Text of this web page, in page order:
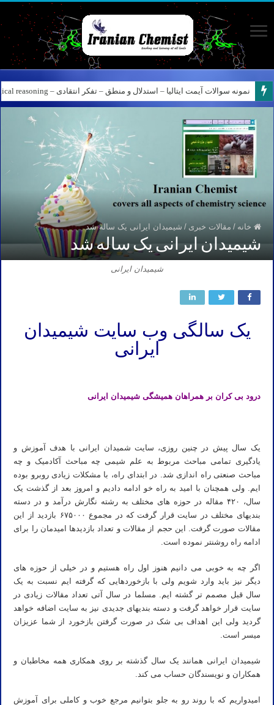
نمونه سوالات آیمت ایتالیا – استدلال و منطق – تفکر انتقادی – Logical reasoning – پارت ۸
خانه / مقالات خبری / شیمیدان ایرانی یک ساله شد
شیمیدان ایرانی یک ساله شد
شیمیدان ایرانی
یک سالگی وب سایت شیمیدان
ایرانی
درود بی کران بر همراهان همیشگی شیمیدان ایرانی
یک سال پیش در چنین روزی، سایت شمیدان ایرانی با هدف آموزش و
یادگیری تمامی مباحث مربوط به علم شیمی چه مباحث آکادمیک و چه
مباحث صنعتی راه اندازی شد. در ابتدای راه، با مشکلات زیادی روبرو بوده
ایم. ولی همچنان با امید به راه خو ادامه دادیم و امروز بعد از گذشت یک
سال، ۴۲۰ مقاله در حوزه های مختلف به رشته نگارش درآمد و در دسته
بندیهای مختلف در سایت قرار گرفت که در مجموع ۶۷۵۰۰۰ بازدید از این
مقالات صورت گرفت. این حجم از مقالات و تعداد بازدیدها امیدمان را برای
ادامه راه روشنتر نموده است.
اگر چه به خوبی می دانیم هنوز اول راه هستیم و در خیلی از حوزه های
دیگر نیز باید وارد شویم ولی با بازخوردهایی که گرفته ایم نسبت به یک
سال قبل مصمم تر گشته ایم. مسلما در سال آتی تعداد مقالات زیادی در
سایت قرار خواهد گرفت و دسته بندیهای جدیدی نیز به سایت اضافه خواهد
گردید ولی این اهداف بی شک در صورت گرفتن بازخورد از شما عزیزان
میسر است.
شیمیدان ایرانی همانند یک سال گذشته بر روی همکاری همه مخاطبان و
همکاران و نویسندگان حساب می کند.
امیدواریم که با روند رو به جلو بتوانیم مرجع خوب و کاملی برای آموزش